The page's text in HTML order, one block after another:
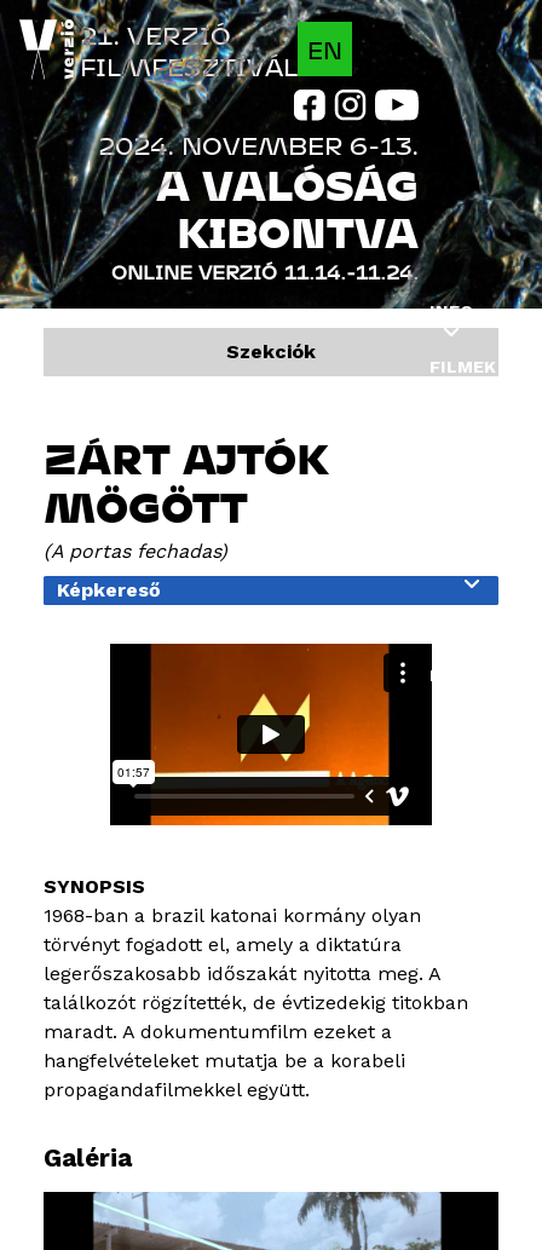
Jump to navigation
INFO
FILMEK
BLOG
ONLINE VERZIÓ 11.14.-11.24.
A VALÓSÁG
KIBONTVA
EN
21. VERZIÓ
FILMFESZTIVÁL
2024. NOVEMBER 6-13.
Szekciók
ZÁRT AJTÓK
MÖGÖTT
A portas fechadas
Képkereső
1968-ban a brazil katonai kormány olyan
törvényt fogadott el, amely a diktatúra
legerőszakosabb időszakát nyitotta meg. A
találkozót rögzítették, de évtizedekig titokban
maradt. A dokumentumfilm ezeket a
hangfelvételeket mutatja be a korabeli
propagandafilmekkel együtt.
Galéria